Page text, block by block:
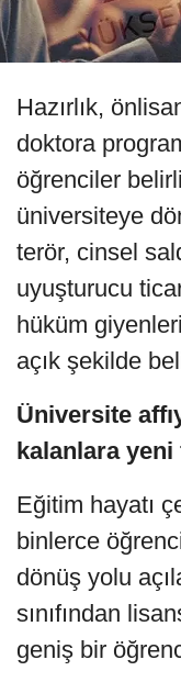
Hazırlık,
doktora
öğrenciler
üniversiteye
terör, cinsel
uyuşturucu
hüküm
açık şekilde
Üniversite
kalanlara yeni
Eğitim hayatı
binlerce
dönüş yolu
sınıfından
geniş bir